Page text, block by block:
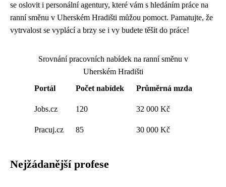
se oslovit i personální agentury, které vám s hledáním práce na
ranní směnu v Uherském Hradišti můžou pomoct. Pamatujte, že
vytrvalost se vyplácí a brzy se i vy budete těšit do práce!
Srovnání pracovních nabídek na ranní směnu v
Uherském Hradišti
Portál
Počet nabídek Průměrná mzda
Jobs.cz 120 32 000 Kč
Pracuj.cz 85 30 000 Kč
Nejžádanější profese